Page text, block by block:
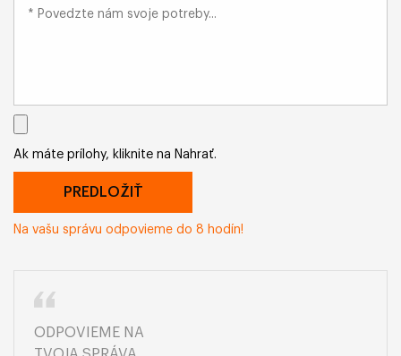
Ak máte prílohy, kliknite na Nahrať.
Na vašu správu odpovieme do 8 hodín!
ODPOVIEME NA